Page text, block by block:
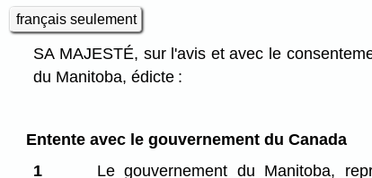
français seulement
SA MAJESTÉ, sur l'avis et avec le
du Manitoba, édicte :
Entente avec le gouvernement du Canada
1
Le gouvernement du Manitoba,